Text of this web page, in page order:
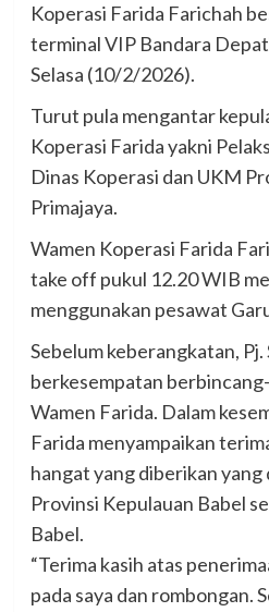
Koperasi Farida Farichah
terminal VIP Bandara
Selasa (10/2/2026).
Turut pula mengantar
Koperasi Farida yakni
Dinas Koperasi dan UKM
Primajaya.
Wamen Koperasi Farida
take off pukul 12.20 WIB
menggunakan pesawat
Sebelum keberangkatan, Pj.
berkesempatan
Wamen Farida. Dalam
Farida menyampaikan
hangat yang diberikan
Provinsi Kepulauan Babel
Babel.
“Terima kasih atas
pada saya dan rombongan.